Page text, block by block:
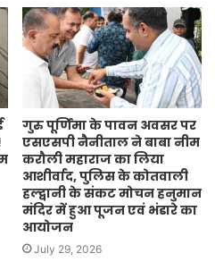
गुरु पूर्णिमा के पावन अवसर पर
एसएसपी नैनीताल ने बाबा नीम
करौली महाराज का लिया
आशीर्वाद, पुलिस के कोतवाली
हल्द्वानी के संकट मोचन हनुमान
मंदिर में हुआ पूजन एवं भंडारे का
आयोजन
July 29, 2026